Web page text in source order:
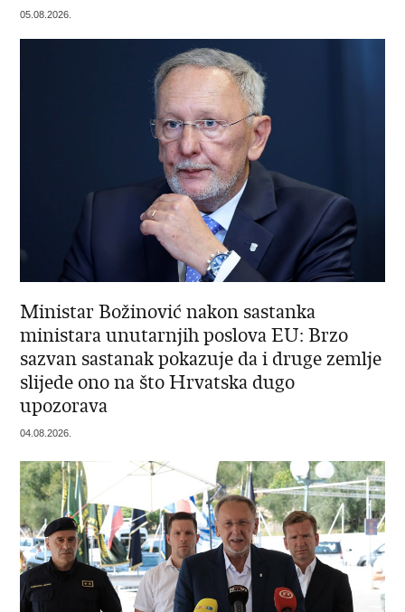
05.08.2026.
Ministar Božinović nakon sastanka
ministara unutarnjih poslova EU: Brzo
sazvan sastanak pokazuje da i druge zemlje
slijede ono na što Hrvatska dugo
upozorava
04.08.2026.